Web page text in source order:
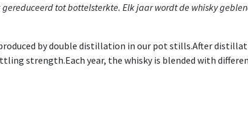
tot bottelsterkte. Elk jaar wordt de whisky
by double distillation in our pot stills.After
strength.Each year, the whisky is blended with